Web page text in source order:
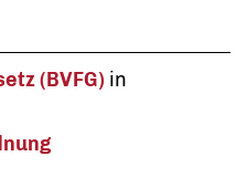
(BVFG) in